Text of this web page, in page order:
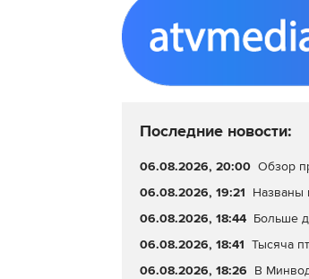
Последние новости:
06.08.2026, 20:00 Обзор
06.08.2026, 19:21 Названы
06.08.2026, 18:44 Больше
06.08.2026, 18:41 Тысяча
06.08.2026, 18:26 В